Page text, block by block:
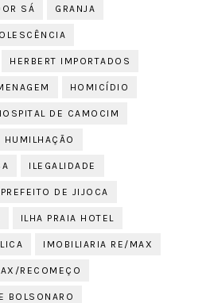
SÁ GRANJA
HERBERT IMPORTADOS
HOMICÍDIO
DE CAMOCIM
HUMILHAÇÃO
ILEGALIDADE
DE JIJOCA
ILHA PRAIA HOTEL
IMOBILIARIA RE/MAX
RECOMEÇO
BOLSONARO